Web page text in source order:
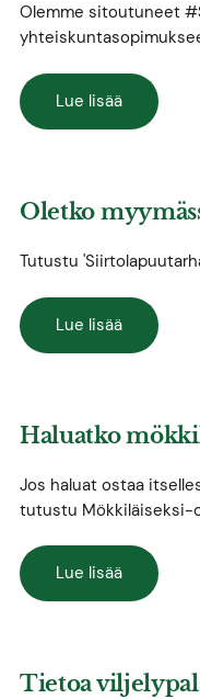
Olemme sitoutuneet
Lue lisää
Oletko
Tutustu
Lue lisää
Haluatko
Jos haluat ostaa
tutustu Mökkiläiseksi-
Lue lisää
Tietoa